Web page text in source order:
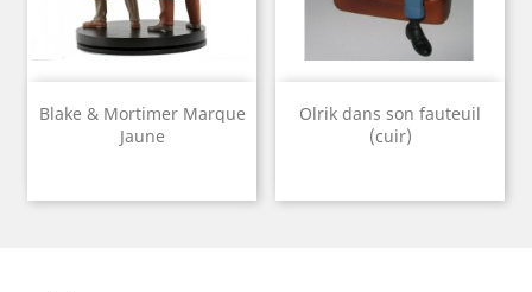
Blake & Mortimer Marque
Jaune
Olrik dans son fauteuil
(cuir)